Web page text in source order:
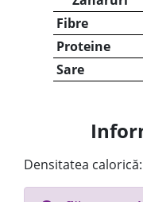
Fibre
Proteine
Sare
Densitatea calorică: